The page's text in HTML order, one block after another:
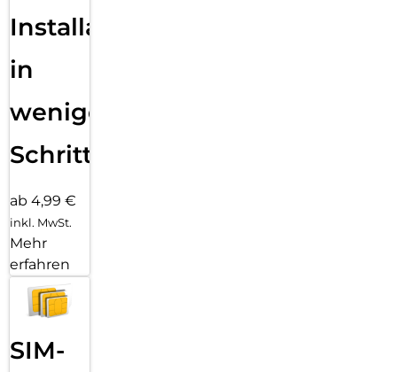
Installation
in
wenigen
Schritten
ab 4,99 €
inkl. MwSt.
Mehr
erfahren
SIM-